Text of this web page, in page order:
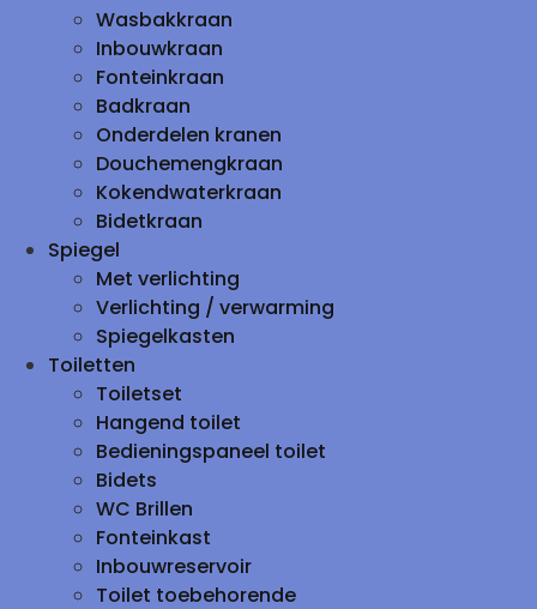
Wasbakkraan
Inbouwkraan
Fonteinkraan
Badkraan
Onderdelen kranen
Douchemengkraan
Kokendwaterkraan
Bidetkraan
Spiegel
Met verlichting
Verlichting / verwarming
Spiegelkasten
Toiletten
Toiletset
Hangend toilet
Bedieningspaneel toilet
Bidets
WC Brillen
Fonteinkast
Inbouwreservoir
Toilet toebehorende